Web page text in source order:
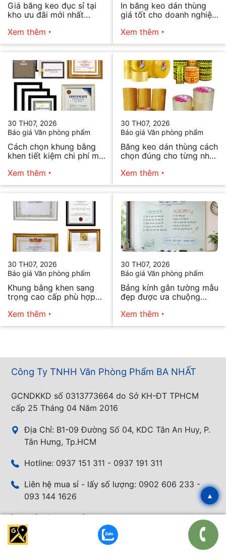
Giá băng keo đục sỉ tại
kho ưu đãi mới nhất
Xem thêm
In băng keo dán thùng
giá tốt cho doanh nghiệp
Xem thêm
30 TH07, 2026
Báo giá Văn phòng phẩm
Cách chọn khung bằng
khen tiết kiệm chi phí mà
Xem thêm
30 TH07, 2026
Báo giá Văn phòng phẩm
Băng keo dán thùng cách
chọn đúng cho từng nhu
Xem thêm
30 TH07, 2026
Báo giá Văn phòng phẩm
Khung bằng khen sang
trọng cao cấp phù hợp
Xem thêm
30 TH07, 2026
Báo giá Văn phòng phẩm
Bảng kính gắn tường mẫu
đẹp được ưa chuộng
Xem thêm
Công Ty TNHH Văn Phòng Phẩm BA NHẤT
GCNDKKD số 0313773664 do Sở KH-ĐT TPHCM
cấp 25 Tháng 04 Năm 2016
Địa Chỉ: B1-09 Đường Số 04, KDC Tân An Huy, P.
Tân Hưng, Tp.HCM
Hotline: 0937 151 311 - 0937 191 311
Liên hệ mua sỉ - lấy số lượng: 0902 606 233 -
093 144 1626
Phản ánh - Khiếu nại:0902 606 233
Email: banhang@vanphongphambanhat.com
▴